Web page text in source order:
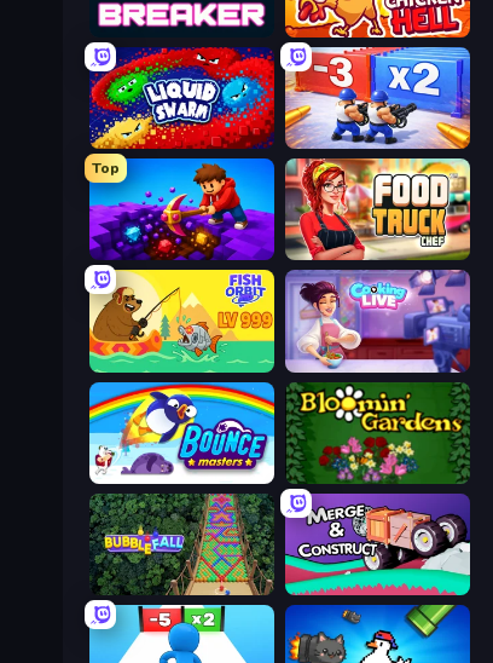
Bricks Breaker Chicken Hell
Liquid Swarm Battle Brigade
Top
Obby: Dig Down Food Truck Chef™: A Fun Cooking Game
Fish Orbit Cooking Live
Bouncemasters Blooming Gardens
Bubble Fall Merge & Construct